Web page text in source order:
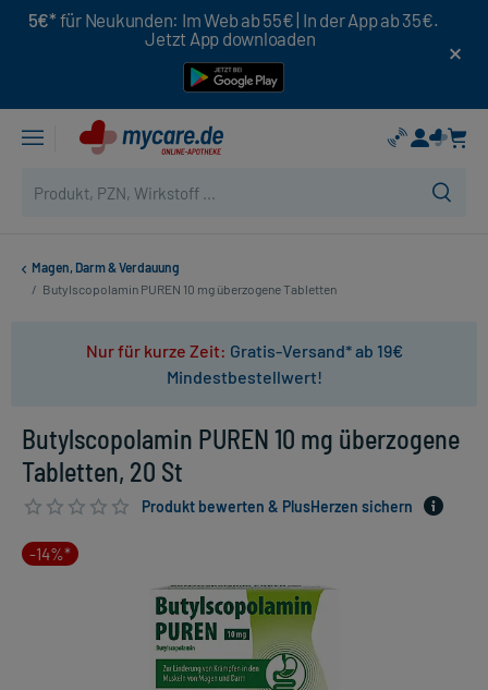
5€* für Neukunden: Im Web ab 55€ | In der App ab 35€.
Jetzt App downloaden
Magen, Darm & Verdauung
/ Butylscopolamin PUREN 10 mg überzogene Tabletten
Nur für kurze Zeit: Gratis-Versand* ab 19€
Mindestbestellwert!
Butylscopolamin PUREN 10 mg überzogene
Tabletten, 20 St
Produkt bewerten & PlusHerzen sichern
-14%*